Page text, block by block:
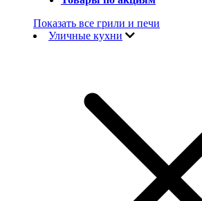
Показать все грили и печи
Уличные кухни